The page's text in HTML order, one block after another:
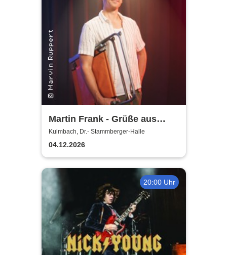
Martin Frank - Grüße aus
Allegro Süd
Kulmbach, Dr.- Stammberger-Halle
04.12.2026
20:00 Uhr